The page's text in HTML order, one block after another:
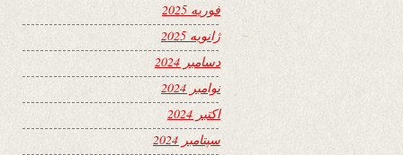
فوریه 2025
ژانویه 2025
دسامبر 2024
نوامبر 2024
اکتبر 2024
سپتامبر 2024